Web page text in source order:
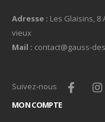
Adresse : Les Glaisins, 8
vieux
Mail : contact@gauss-
Suivez-nous
MON COMPTE